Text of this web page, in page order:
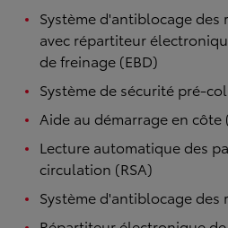
Système d'antiblocage des
avec répartiteur
de freinage (EBD)
Système de sécurité pré-
Aide au démarrage en côte
Lecture automatique des
circulation (RSA)
Système d'antiblocage des